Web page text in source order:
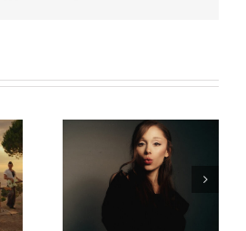
Ariana Grande objavila
osmi studijski album